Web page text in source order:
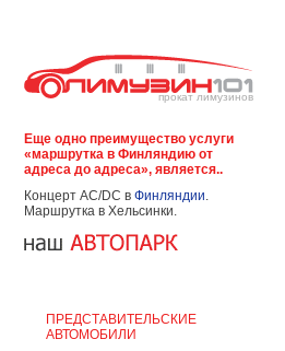
прокат лимузинов
Еще одно преимущество услуги
«маршрутка в Финляндию от
адреса до адреса», является..
Концерт AC/DC в Финляндии.
Маршрутка в Хельсинки.
ПРЕДСТАВИТЕЛЬСКИЕ
АВТОМОБИЛИ